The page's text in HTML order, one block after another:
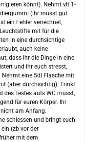
könnt). Nehmt vlt 1-
(ihr müsst gut
ein Fehler verrechnet,
mit für die
in eine durchsichtige
auch keine
dass ihr die Dinge in eine
und ihr euch stresst,
eine 5dl Flasche mit
(aber durchsichtig). Trinkt
des Testes aufs WC müsst,
für euren Körper. Ihr
am Anfang.
schiessen und bringt euch
(zb vor der
mit dem